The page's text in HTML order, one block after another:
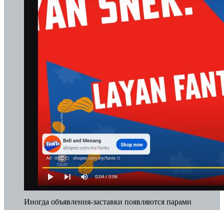
Иногда объявления-заставки появляются парами